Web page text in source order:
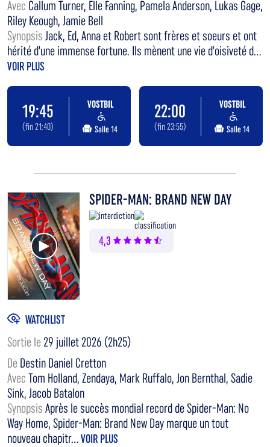
Avec Callum Turner, Elle Fanning, Pamela Anderson, Lukas Gage,
Riley Keough, Jamie Bell
Synopsis Jack, Ed, Anna et Robert sont frères et soeurs et ont
hérité d'une immense fortune. Ils mènent une vie d'oisiveté d...
VOIR PLUS
19:45
(fin 21:40)
VOSTBIL
Salle 14
22:00
(fin 23:55)
VOSTBIL
Salle 14
Voir la bande annonce
SPIDER-MAN: BRAND NEW DAY
4,3
WATCHLIST
Sortie le 29 juillet 2026 (2h25)
De Destin Daniel Cretton
Avec Tom Holland, Zendaya, Mark Ruffalo, Jon Bernthal, Sadie
Sink, Jacob Batalon
Synopsis Après le succès mondial record de Spider-Man: No
Way Home, Spider-Man: Brand New Day marque un tout
nouveau chapitr...VOIR PLUS